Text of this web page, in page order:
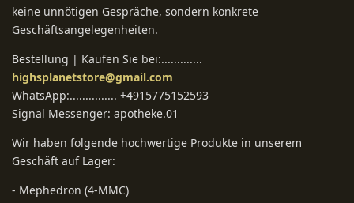
keine unnötigen Gespräche, sondern konkrete
Geschäftsangelegenheiten.
Bestellung | Kaufen Sie bei:.............
highsplanetstore@gmail.com
WhatsApp:............... +4915775152593
Signal Messenger: apotheke.01
Wir haben folgende hochwertige Produkte in unserem
Geschäft auf Lager:
- Mephedron (4-MMC)